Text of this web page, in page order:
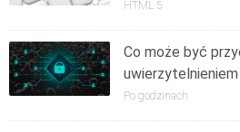
HTML 5
Co może być
uwierzytelnieniem
Po godzinach